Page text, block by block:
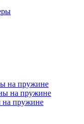
на пружине
на пружине
на пружине